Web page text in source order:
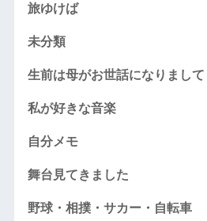
旅ゆけば
未分類
生前は母がお世話になりまして
私が好きな音楽
自分メモ
舞台見てきました
野球・相撲・サカー・自転車